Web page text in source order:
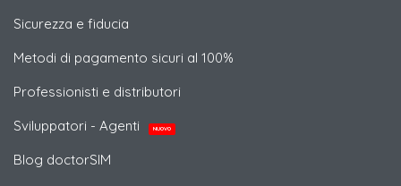
Sicurezza e fiducia
Metodi di pagamento sicuri al 100%
Professionisti e distributori
Sviluppatori - Agenti
NUOVO
Blog doctorSIM